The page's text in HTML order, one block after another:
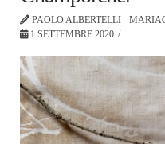
PAOLO ALBERTELLI -
1 SETTEMBRE 2020